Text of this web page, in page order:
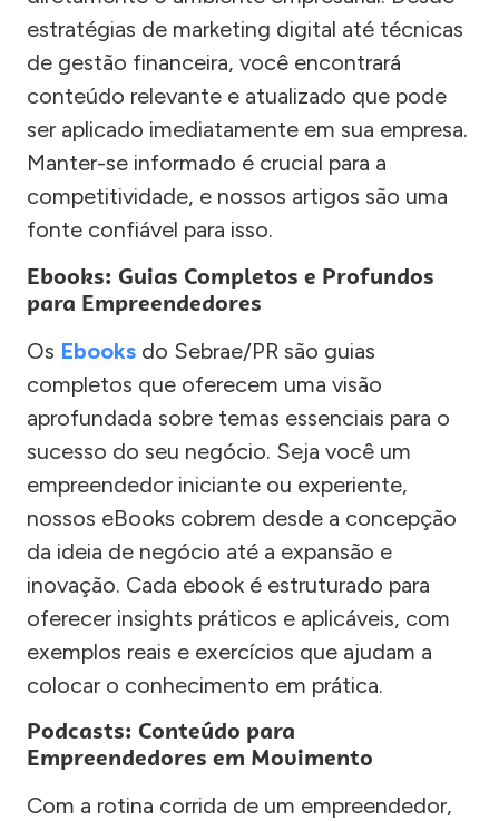
estratégias de marketing digital até técnicas
de gestão financeira, você encontrará
conteúdo relevante e atualizado que pode
ser aplicado imediatamente em sua empresa.
Manter-se informado é crucial para a
competitividade, e nossos artigos são uma
fonte confiável para isso.
Ebooks: Guias Completos e Profundos
para Empreendedores
Os Ebooks do Sebrae/PR são guias
completos que oferecem uma visão
aprofundada sobre temas essenciais para o
sucesso do seu negócio. Seja você um
empreendedor iniciante ou experiente,
nossos eBooks cobrem desde a concepção
da ideia de negócio até a expansão e
inovação. Cada ebook é estruturado para
oferecer insights práticos e aplicáveis, com
exemplos reais e exercícios que ajudam a
colocar o conhecimento em prática.
Podcasts: Conteúdo para
Empreendedores em Movimento
Com a rotina corrida de um empreendedor,